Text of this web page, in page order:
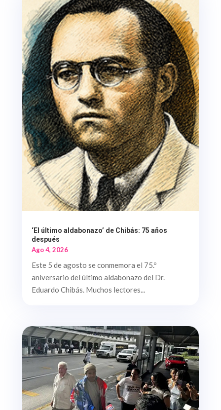
‘El último aldabonazo’ de Chibás: 75 años
después
Ago 4, 2026
Este 5 de agosto se conmemora el 75.º
aniversario del último aldabonazo del Dr.
Eduardo Chibás. Muchos lectores...